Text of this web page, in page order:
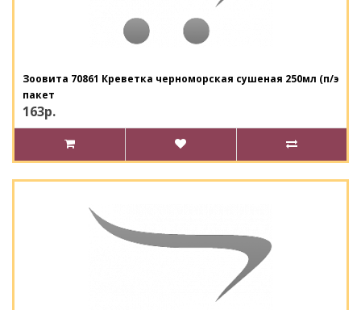
Зоовита 70861 Креветка черноморская сушеная 250мл (п/э
пакет
163р.